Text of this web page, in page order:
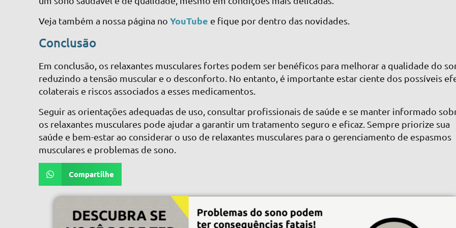
Veja também a nossa página noYouTube e fique por dentro das novidades.
Conclusão
Em conclusão, os relaxantes musculares fortes podem ser benéficos para melhorar a qualidade do
reduzindo a tensão muscular e o desconforto. No entanto, é importante estar ciente dos possíveis
colaterais e riscos associados a esses medicamentos.
Seguir as orientações adequadas de uso, consultar profissionais de saúde e se manter informado
os relaxantes musculares pode ajudar a garantir um tratamento seguro e eficaz. Sempre priorize sua
saúde e bem-estar ao considerar o uso de relaxantes musculares para o gerenciamento de espasmos
musculares e problemas de sono.
Compartilhe